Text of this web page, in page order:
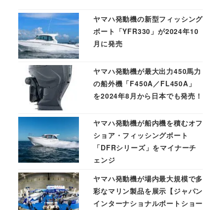
ヤマハ発動機の新型フィッシング
ボート「YFR330」が2024年10
月に発売
ヤマハ発動機が最大出力450馬力
の船外機「F450A／FL450A」
を2024年8月から日本でも発売！
ヤマハ発動機が船内機を積むオフ
ショア・フィッシングボート
「DFRシリーズ」をマイナーチ
ェンジ
ヤマハ発動機が場内最大規模で多
彩なマリン製品を展示【ジャパン
インターナショナルボートショー